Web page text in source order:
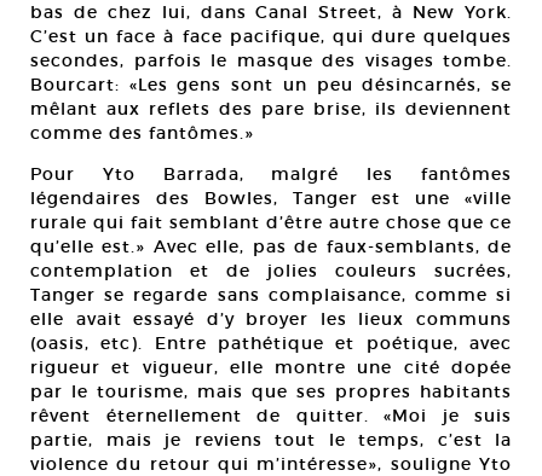
bas de chez lui, dans Canal Street, à New York.
C’est un face à face pacifique, qui dure quelques
secondes, parfois le masque des visages tombe.
Bourcart: «Les gens sont un peu désincarnés, se
mêlant aux reflets des pare brise, ils deviennent
comme des fantômes.»
Pour Yto Barrada, malgré les fantômes
légendaires des Bowles, Tanger est une «ville
rurale qui fait semblant d’être autre chose que ce
qu’elle est.» Avec elle, pas de faux-semblants, de
contemplation et de jolies couleurs sucrées,
Tanger se regarde sans complaisance, comme si
elle avait essayé d’y broyer les lieux communs
(oasis, etc). Entre pathétique et poétique, avec
rigueur et vigueur, elle montre une cité dopée
par le tourisme, mais que ses propres habitants
rêvent éternellement de quitter. «Moi je suis
partie, mais je reviens tout le temps, c’est la
violence du retour qui m’intéresse», souligne Yto